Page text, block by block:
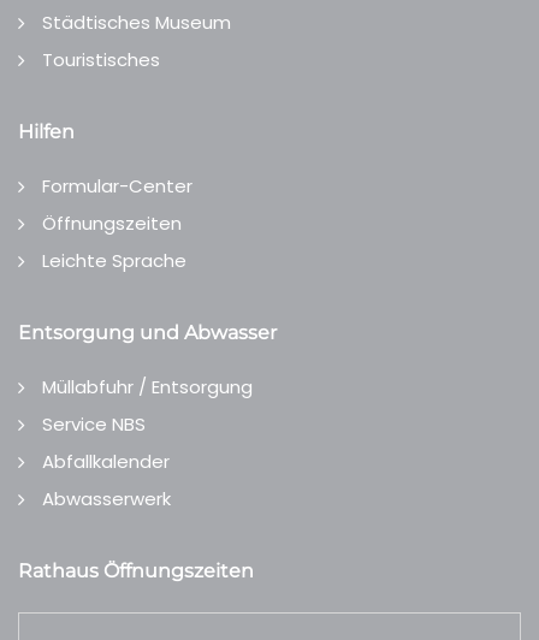
Städtisches Museum
Touristisches
Hilfen
Formular-Center
Öffnungszeiten
Leichte Sprache
Entsorgung und Abwasser
Müllabfuhr / Entsorgung
Service NBS
Abfallkalender
Abwasserwerk
Rathaus Öffnungszeiten